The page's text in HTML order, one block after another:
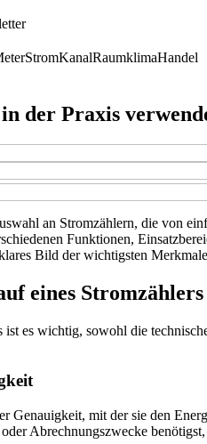
StromKanalRaumklimaHandel
der Praxis
an Stromzählern, die von
Funktionen,
Bild der wichtigsten
eines
ist es wichtig, sowohl die
Genauigkeit, mit der sie den
Abrechnungszwecke